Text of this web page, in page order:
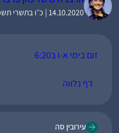
14.10.2020 | כ״ו בתשרי תשפ״א
זום בימי א-ו ב6:20
דף נלווה
עירובין סה